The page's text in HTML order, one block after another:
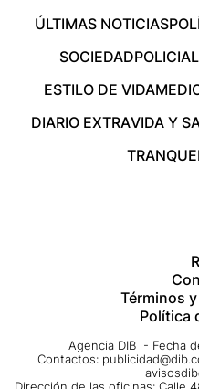
ÚLTIMAS NOTICIAS
SOCIEDAD
ESTILO DE VIDA
DIARIO EXTRAVIDA Y
Términos
Política
Agencia DIB - Fecha
Contactos: